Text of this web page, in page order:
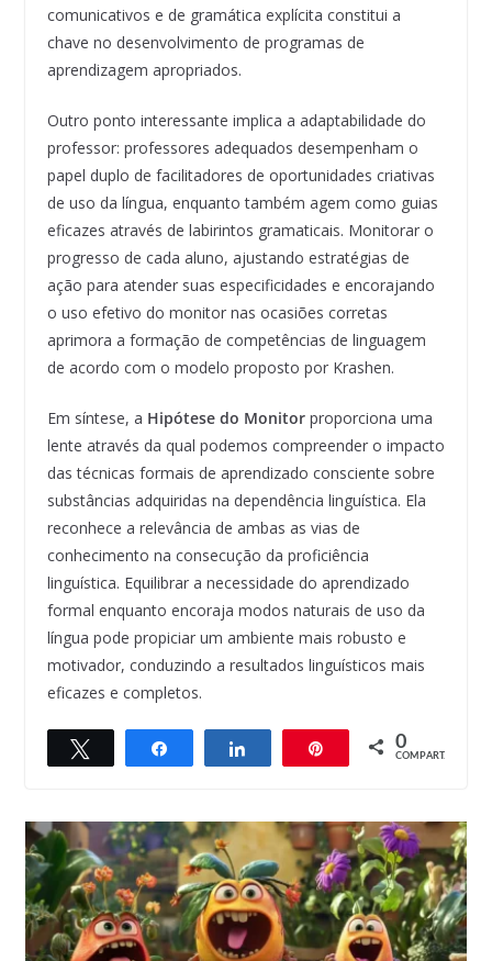
comunicativos e de gramática explícita constitui a
chave no desenvolvimento de programas de
aprendizagem apropriados.
Outro ponto interessante implica a adaptabilidade do
professor: professores adequados desempenham o
papel duplo de facilitadores de oportunidades criativas
de uso da língua, enquanto também agem como guias
eficazes através de labirintos gramaticais. Monitorar o
progresso de cada aluno, ajustando estratégias de
ação para atender suas especificidades e encorajando
o uso efetivo do monitor nas ocasiões corretas
aprimora a formação de competências de linguagem
de acordo com o modelo proposto por Krashen.
Em síntese, a Hipótese do Monitorproporciona uma
lente através da qual podemos compreender o impacto
das técnicas formais de aprendizado consciente sobre
substâncias adquiridas na dependência linguística. Ela
reconhece a relevância de ambas as vias de
conhecimento na consecução da proficiência
linguística. Equilibrar a necessidade do aprendizado
formal enquanto encoraja modos naturais de uso da
língua pode propiciar um ambiente mais robusto e
motivador, conduzindo a resultados linguísticos mais
eficazes e completos.
Compartilhar Compartilhar 0
COMPART.